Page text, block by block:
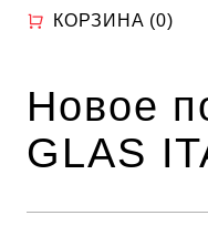
КОРЗИНА (0)
Новое
GLAS